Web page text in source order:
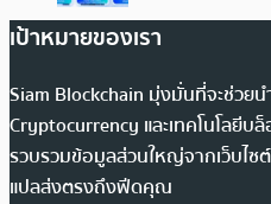
เป้าหมายของเรา
Siam Blockchain มุ่งมั่นที่จะช่วยน
Cryptocurrency และเทคโนโลยีบ
รวบรวมข้อมูลส่วนใหญ่จากเว็บไซ
แปลส่งตรงถึงฟีดคุณ